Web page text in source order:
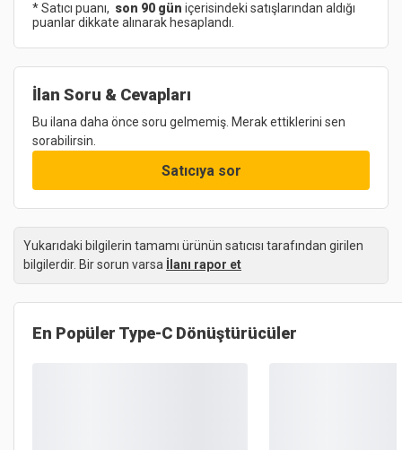
* Satıcı puanı, son 90 gün içerisindeki satışlarından aldığı
puanlar dikkate alınarak hesaplandı.
İlan Soru & Cevapları
Bu ilana daha önce soru gelmemiş. Merak ettiklerini sen
sorabilirsin.
Satıcıya sor
Yukarıdaki bilgilerin tamamı ürünün satıcısı tarafından girilen
bilgilerdir. Bir sorun varsa İlanı rapor et
En Popüler Type-C Dönüştürücüler